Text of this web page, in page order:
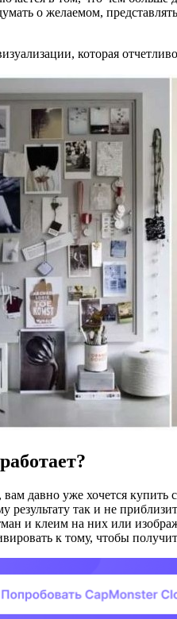
о желаемом,
которая
давно уже хочется
так и не
и клеим на них или
к тому, чтобы